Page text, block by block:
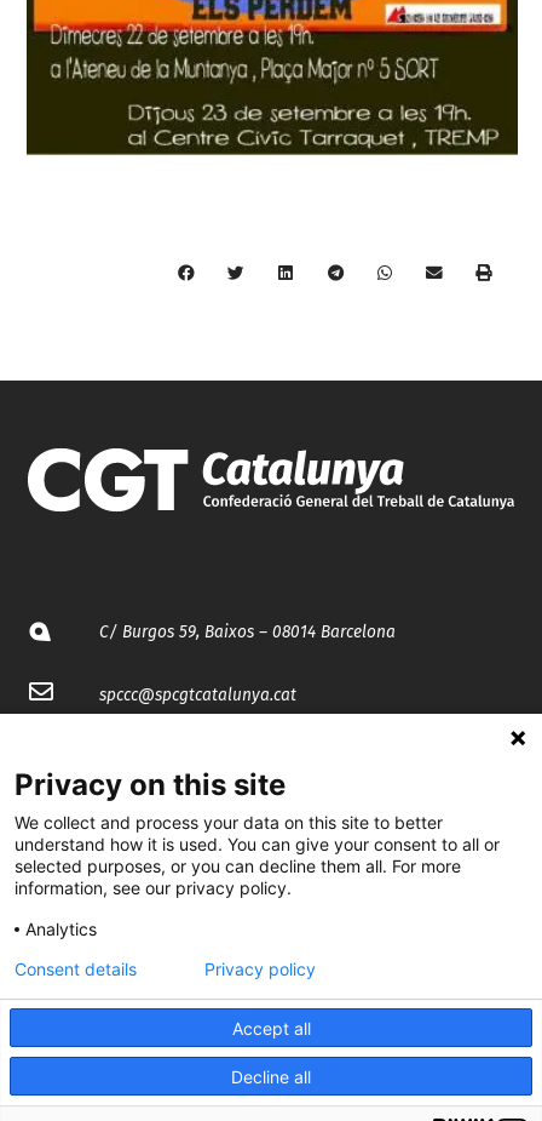
C/ Burgos 59, Baixos – 08014 Barcelona
spccc@spcgtcatalunya.cat
@CGTCatalunya
cgtcatalunya
cgtcatalunya
Desenvolupat per
Privacy on this site
We collect and process your data on this site to better
understand how it is used. You can give your consent to all or
selected purposes, or you can decline them all. For more
information, see our privacy policy.
Analytics
Accept all
Decline all
Consent details Privacy policy